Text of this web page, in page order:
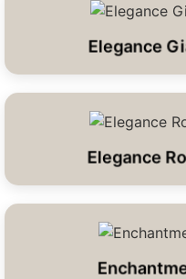
Elegance
Elegance